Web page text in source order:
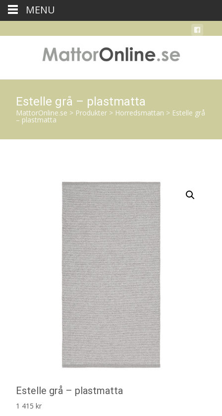
Estelle grå – plastmatta
MattorOnline.se > Produkter > Horredsmattan > Estelle grå
– plastmatta
Estelle grå – plastmatta
1 415 kr
MENU